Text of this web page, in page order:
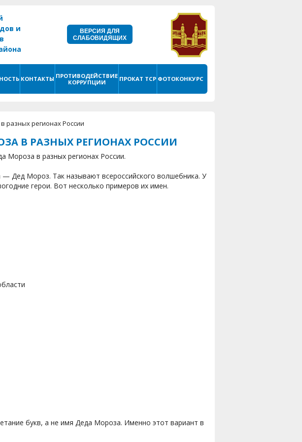
и
ВЕРСИЯ ДЛЯ
СЛАБОВИДЯЩИХ
КОНТАКТЫ ПРОТИВОДЕЙСТВИЕ
КОРРУПЦИИ
ПРОКАТ ТСР ФОТОКОНКУРС
разных регионах России
В РАЗНЫХ РЕГИОНАХ РОССИИ
Мороза в разных регионах России.
Дед Мороз. Так называют всероссийского волшебника. У
герои. Вот несколько примеров их имен.
букв, а не имя Деда Мороза. Именно этот вариант в